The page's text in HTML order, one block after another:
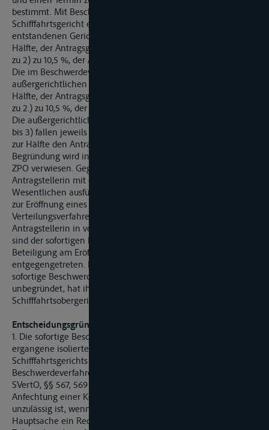
bestimmt. Mit Beschluss vom 19.12.2007 hat das
Schifffahrtsgericht entschieden: Die im Beschwerdeverfahren
entstandenen Gerichtskosten fallen der Antragstellerin zur
Hälfte, der Antragsgegnerin zu 1) zu 17 %, der Antragsgegnerin
zu 2) zu 10,5 %, der Antragsgegnerin zu 3) zu 22,5 % zur Last.
Die im Beschwerdeverfahren entstandenen
außergerichtlichen Kosten der Antragstellerin fallen dieser zur
Hälfte, der Antragsgegnerin zu 1) zu 17 %, der Antragsgegnerin
zu 2.) zu 10,5 %, der Antragsgegnerin zu 3) zu 22,5 % zur Last.
Die außergerichtlichen Kosten der Antragsgegnerinnen zu 1)
bis 3) fallen jeweils zur Hälfte der Antragstellerin und jeweils
zur Hälfte den Antragsgegnerinnen zu 1) bis 3) zur Last. Zur
Begründung wird in der Entscheidung auf §§ 97 Abs. 2, 100
ZPO verwiesen. Gegen diese Entscheidung wendet sich die
Antragstellerin mit der sofortigen Beschwerde, zu der sie im
Wesentlichen ausführt: Eine Mitwirkung der Gläubiger sei bis
zur Eröffnung eines schifffahrtsrechtlichen
Verteilungsverfahrens nicht vorgesehen. Im Übrigen habe die
Antragstellerin in vollem Umfang obsiegt. Die Antragsgegner
sind der sofortigen Beschwerde unter Hinweis auf ihre
Beteiligung am Eröffnungs- und Beschwerdeverfahren
entgegengetreten. Das Schifffahrtsgericht erachtet die
sofortige Beschwerde für unzulässig, jedenfalls aber für
unbegründet, hat ihr deshalb nicht abgeholfen und sie dem
Schifffahrtsobergericht zur Entscheidung vorgelegt.
Entscheidungsgründe:
1. Die sofortige Beschwerde der Antragstellerin gegen die
ergangene isolierte Kostengrundentscheidung des
Schifffahrtsgerichts hinsichtlich des vorausgegangenen
Beschwerdeverfahrens ist zulässig, §§ 3 Abs. 2, 34 Abs. 2
SVertO, §§ 567, 569 ZPO. § 99 Abs. 1 ZPO, wonach die
Anfechtung einer Kostenentscheidung grundsätzlich
unzulässig ist, wenn nicht gegen die Entscheidung in der
Hauptsache ein Rechtsmittel eingelegt wird, steht der